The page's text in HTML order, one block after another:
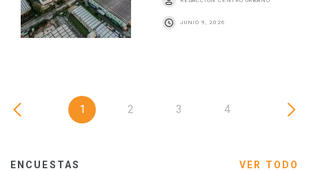
JUNIO 9, 2026
1 2 3 4
ENCUESTAS VER TODO